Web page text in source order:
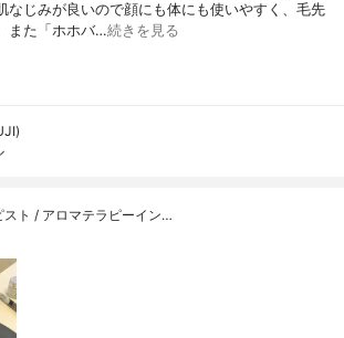
なじみが良いので顔にも体にも使いやすく、毛先
また「ホホバ…続きを見る
スト / アロマテラピーイン…